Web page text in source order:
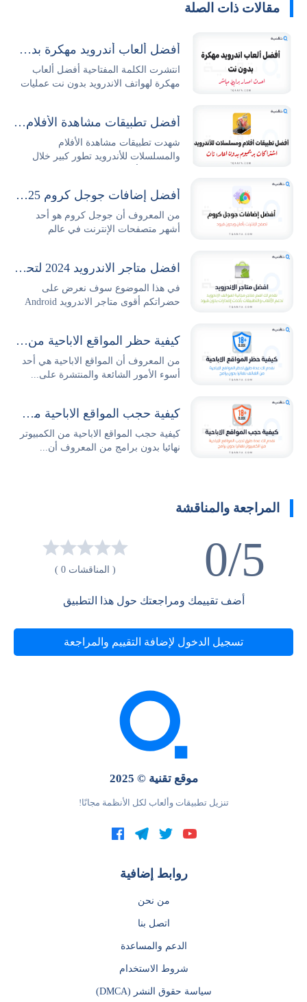
مقالات ذات الصلة
أفضل ألعاب أندرويد مهكرة بدون نت 2026 مجاناً
انتشرت الكلمة المفتاحية أفضل ألعاب
مهكرة لهواتف الاندرويد بدون نت عمليات
أفضل تطبيقات مشاهدة الأفلام والمسلسلات للأندرويد
شهدت تطبيقات مشاهدة الأفلام
والمسلسلات للأندرويد تطور كبير خلال
أفضل إضافات جوجل كروم 2025 وطريقة تثبيتها وإدارتها بكل سهولة
من المعروف أن جوجل كروم هو أحد
أشهر متصفحات الإنترنت في عالم
افضل متاجر الاندرويد 2024 لتحميل التطبيقات والالعاب مجانا
في هذا الموضوع سوف نعرض على
حضراتكم أقوى متاجر الاندرويد Android
كيفية حظر المواقع الاباحية من الهاتف نهائيا بدون برامج
من المعروف أن المواقع الاباحية هي أحد
أسوء الأمور الشائعة والمنتشرة على...
كيفية حجب المواقع الاباحية من الكمبيوتر نهائيا بدون برامج
كيفية حجب المواقع الاباحية من الكمبيوتر
نهائيا بدون برامج من المعروف أن...
المراجعة والمناقشة
0/5 ( المناقشات 0 )
أضف تقييمك ومراجعتك حول هذا التطبيق
تسجيل الدخول لإضافة التقييم والمراجعة
موقع تقنية © 2025
تنزيل تطبيقات وألعاب لكل الأنظمة مجانًا!
روابط إضافية
من نحن
اتصل بنا
الدعم والمساعدة
شروط الاستخدام
سياسة حقوق النشر (DMCA)